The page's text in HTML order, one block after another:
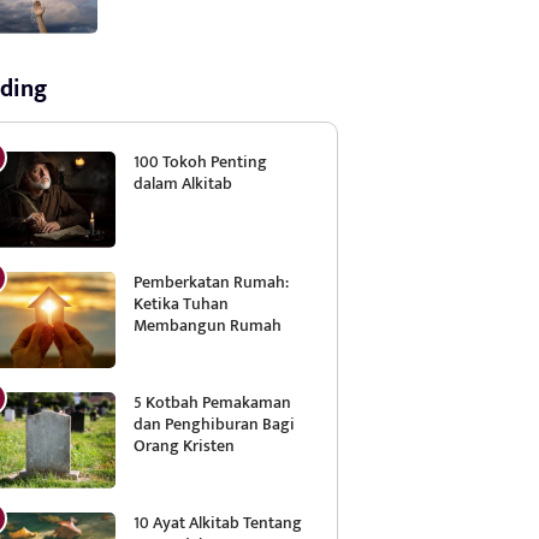
100 Tokoh Penting
dalam Alkitab
Pemberkatan Rumah:
Ketika Tuhan
Membangun Rumah
5 Kotbah Pemakaman
dan Penghiburan Bagi
Orang Kristen
10 Ayat Alkitab Tentang